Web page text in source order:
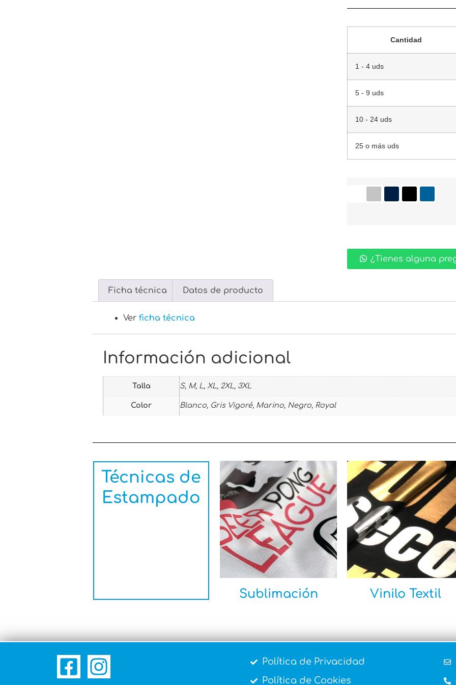
Cantidad
1 - 4 uds
5 - 9 uds
10 - 24 uds
25 o más uds
¿Tienes alguna
Ficha técnica Datos de producto
Ver ficha técnica
Información adicional
Talla S, M, L, XL, 2XL, 3XL
Color Blanco, Gris Vigoré, Marino, Negro, Royal
Técnicas de
Estampado
Sublimación Vinilo Textil
Política de Privacidad
Política de Cookies